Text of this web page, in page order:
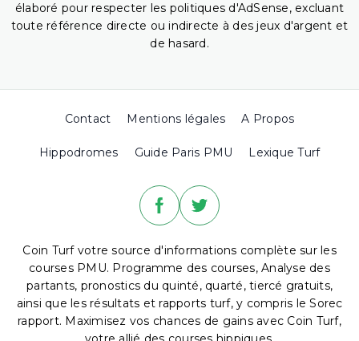
élaboré pour respecter les politiques d'AdSense, excluant
toute référence directe ou indirecte à des jeux d'argent et
de hasard.
Contact Mentions légales A Propos
Hippodromes Guide Paris PMU Lexique Turf
Coin Turf votre source d'informations complète sur les
courses PMU. Programme des courses, Analyse des
partants, pronostics du quinté, quarté, tiercé gratuits,
ainsi que les résultats et rapports turf, y compris le Sorec
rapport. Maximisez vos chances de gains avec Coin Turf,